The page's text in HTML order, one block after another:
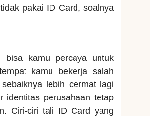
pakai ID Card, soalnya
kamu percaya untuk
kamu bekerja salah
lebih cermat lagi
identitas perusahaan tetap
Ciri-ciri tali ID Card yang